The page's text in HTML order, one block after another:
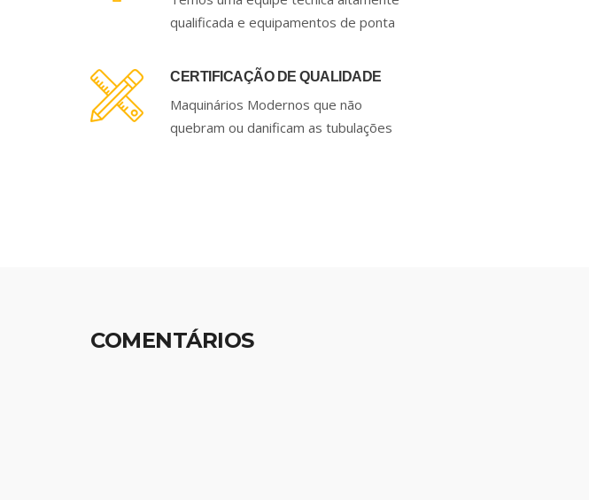
qualificada e equipamentos de ponta
CERTIFICAÇÃO DE QUALIDADE
Maquinários Modernos que não
quebram ou danificam as tubulações
COMENTÁRIOS